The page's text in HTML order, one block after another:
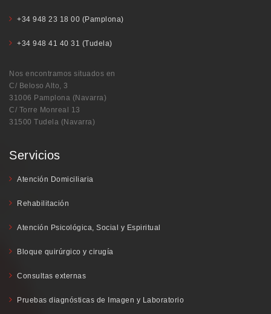
+34 948 23 18 00 (Pamplona)
+34 948 41 40 31 (Tudela)
Nos encontramos situados en
C/ Beloso Alto, 3
31006 Pamplona (Navarra)
C/ Torre Monreal 13
31500 Tudela (Navarra)
Servicios
Atención Domiciliaria
Rehabilitación
Atención Psicológica, Social y Espiritual
Bloque quirúrgico y cirugía
Consultas externas
Pruebas diagnósticas de Imagen y Laboratorio